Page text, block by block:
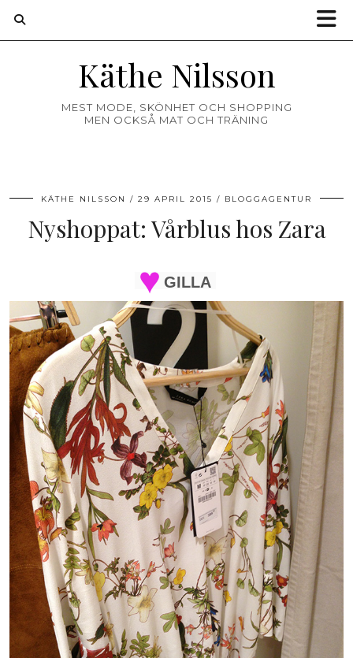
Käthe Nilsson
MEST MODE, SKÖNHET OCH SHOPPING
MEN OCKSÅ MAT OCH TRÄNING
KÄTHE NILSSON 29 APRIL 2015 BLOGGAGENTUR
Nyshoppat: Vårblus hos Zara
GILLA